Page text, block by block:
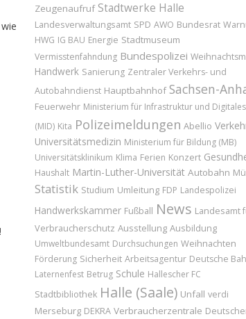
Zeugenaufruf Stadtwerke Halle
Landesverwaltungsamt SPD AWO Bundesrat
HWG IG BAU Energie Stadtmuseum
Vermisstenfahndung Bundespolizei
Handwerk Sanierung Zentraler Verkehrs- und
Autobahndienst Hauptbahnhof Sachsen-
Feuerwehr Ministerium für Infrastruktur und Digitales
(MID) Kita Polizeimeldungen Abellio
Universitätsmedizin Ministerium für Bildung (MB)
Universitätsklinikum Klima Ferien Konzert
Haushalt Martin-Luther-Universität Autobahn
Statistik Studium Umleitung FDP Landespolizei
Handwerkskammer Fußball News Landesamt
Verbraucherschutz Ausstellung Ausbildung
Umweltbundesamt Durchsuchungen Weihnachten
Förderung Sicherheit Arbeitsagentur Deutsche
Laternenfest Betrug Schule Hallescher FC
Stadtbibliothek Halle (Saale) Unfall verdi
Merseburg DEKRA Verbraucherzentrale